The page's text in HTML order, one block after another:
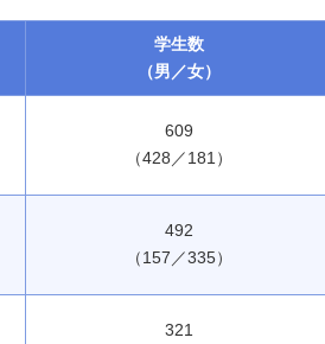
学生数
（男／女）
609
（428／181）
492
（157／335）
321